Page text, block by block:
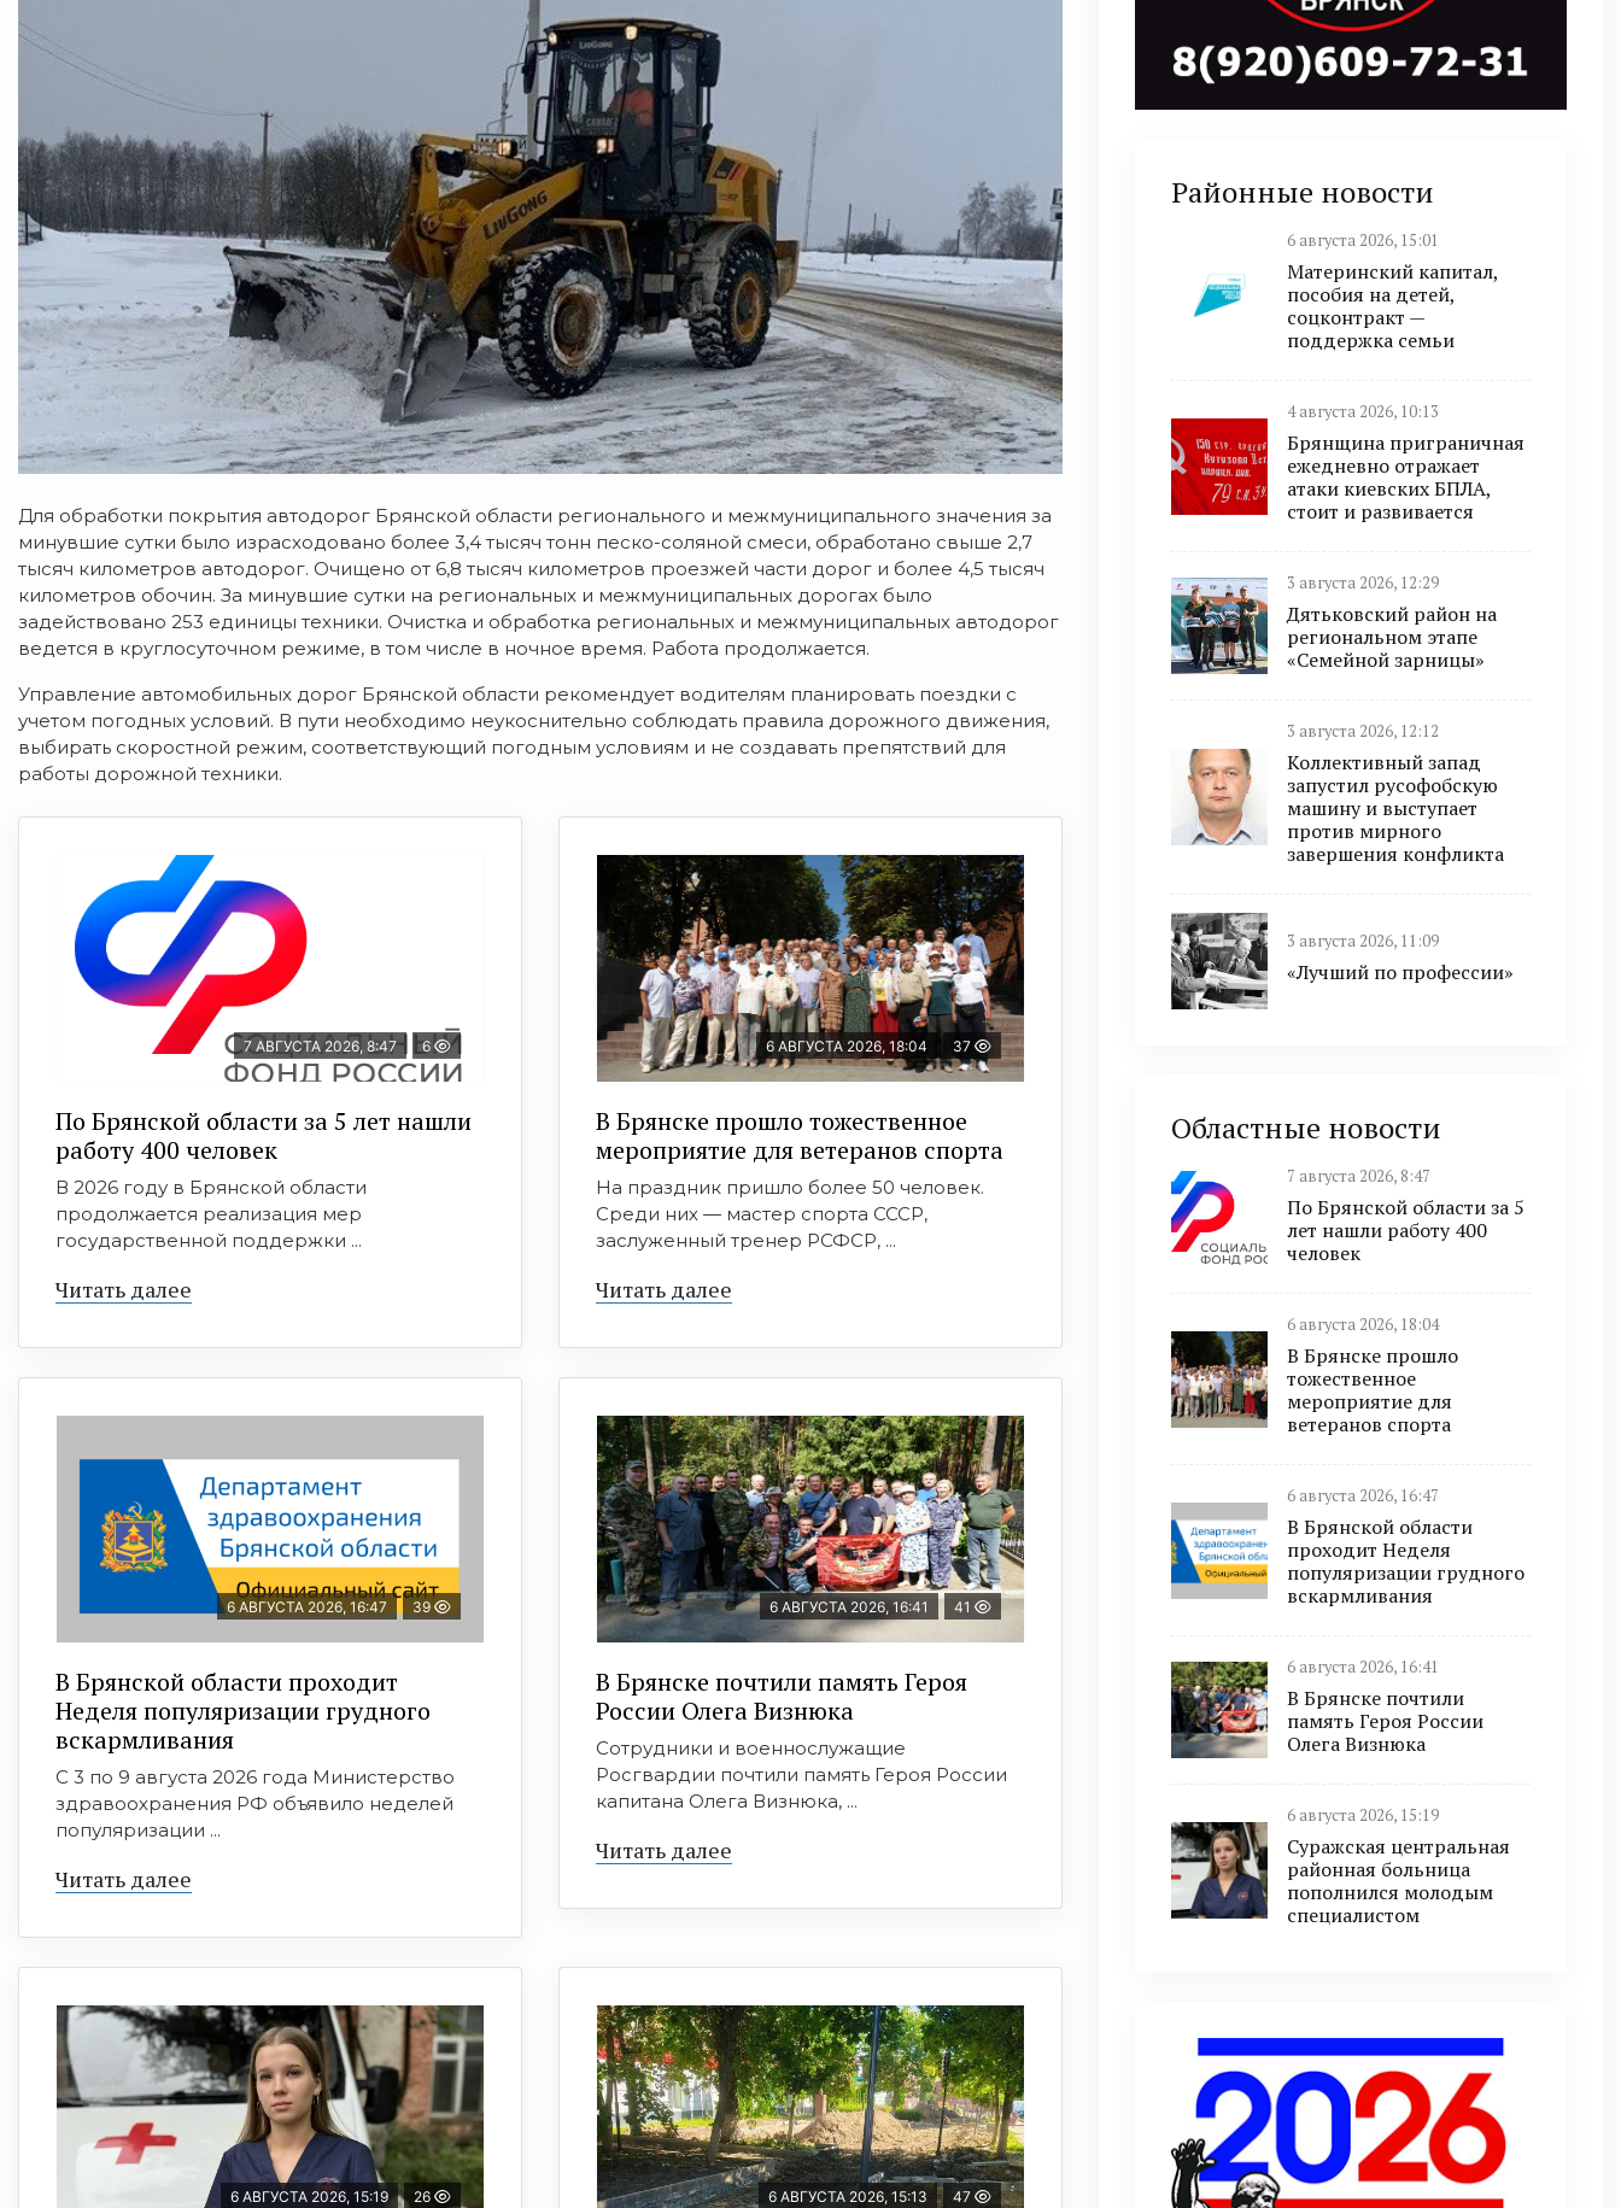
Для обработки покрытия автодорог Брянской области регионального и межмуниципального значения за
минувшие сутки было израсходовано более 3,4 тысяч тонн песко-соляной смеси, обработано свыше 2,7
тысяч километров автодорог. Очищено от 6,8 тысяч километров проезжей части дорог и более 4,5 тысяч
километров обочин. За минувшие сутки на региональных и межмуниципальных дорогах было
задействовано 253 единицы техники. Очистка и обработка региональных и межмуниципальных автодорог
ведется в круглосуточном режиме, в том числе в ночное время. Работа продолжается.
Управление автомобильных дорог Брянской области рекомендует водителям планировать поездки с
учетом погодных условий. В пути необходимо неукоснительно соблюдать правила дорожного движения,
выбирать скоростной режим, соответствующий погодным условиям и не создавать препятствий для
работы дорожной техники.
7 АВГУСТА 2026, 8:47 6
По Брянской области за 5 лет нашли
работу 400 человек
В 2026 году в Брянской области
продолжается реализация мер
государственной поддержки ...
Читать далее
6 АВГУСТА 2026, 18:04 37
В Брянске прошло тожественное
мероприятие для ветеранов спорта
На праздник пришло более 50 человек.
Среди них — мастер спорта СССР,
заслуженный тренер РСФСР, ...
Читать далее
6 АВГУСТА 2026, 16:47 39
В Брянской области проходит
Неделя популяризации грудного
вскармливания
С 3 по 9 августа 2026 года Министерство
здравоохранения РФ объявило неделей
популяризации ...
Читать далее
6 АВГУСТА 2026, 16:41 41
В Брянске почтили память Героя
России Олега Визнюка
Сотрудники и военнослужащие
Росгвардии почтили память Героя России
капитана Олега Визнюка, ...
Читать далее
6 АВГУСТА 2026, 15:19 26 6 АВГУСТА 2026, 15:13 47
Районные новости
6 августа 2026, 15:01
Материнский капитал,
пособия на детей,
соцконтракт —
поддержка семьи
4 августа 2026, 10:13
Брянщина приграничная
ежедневно отражает
атаки киевских БПЛА,
стоит и развивается
3 августа 2026, 12:29
Дятьковский район на
региональном этапе
«Семейной зарницы»
3 августа 2026, 12:12
Коллективный запад
запустил русофобскую
машину и выступает
против мирного
завершения конфликта
3 августа 2026, 11:09
«Лучший по профессии»
Областные новости
7 августа 2026, 8:47
По Брянской области за 5
лет нашли работу 400
человек
6 августа 2026, 18:04
В Брянске прошло
тожественное
мероприятие для
ветеранов спорта
6 августа 2026, 16:47
В Брянской области
проходит Неделя
популяризации грудного
вскармливания
6 августа 2026, 16:41
В Брянске почтили
память Героя России
Олега Визнюка
6 августа 2026, 15:19
Суражская центральная
районная больница
пополнился молодым
специалистом